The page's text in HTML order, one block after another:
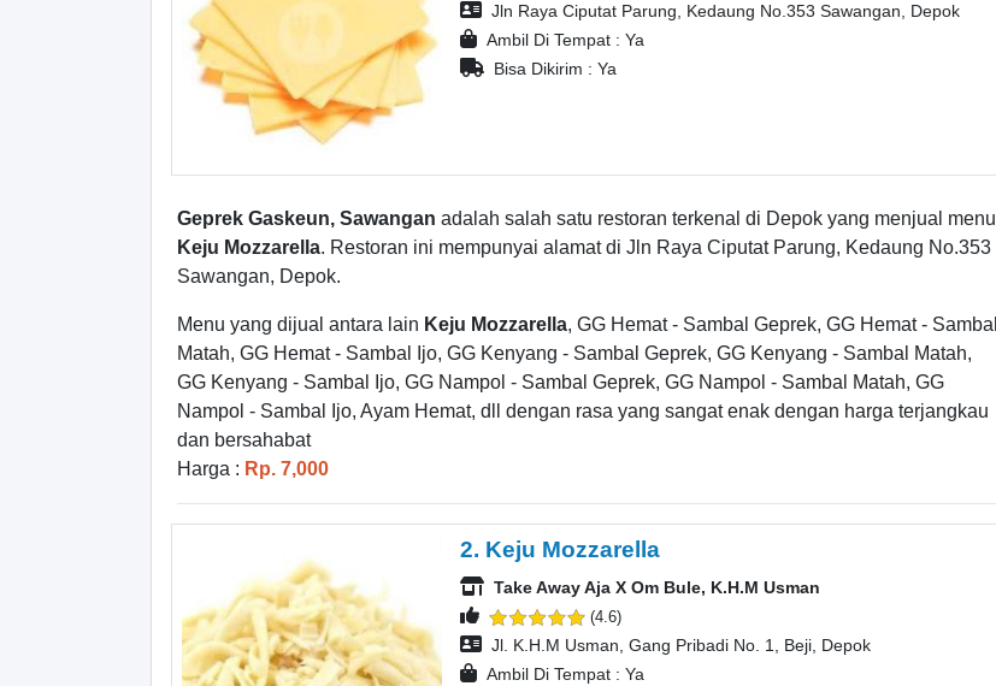
Jln Raya Ciputat Parung, Kedaung No.353 Sawangan, Depok
Ambil Di Tempat : Ya
Bisa Dikirim : Ya
Geprek Gaskeun, Sawangan adalah salah satu restoran terkenal di Depok yang menjual menu
Keju Mozzarella. Restoran ini mempunyai alamat di Jln Raya Ciputat Parung, Kedaung No.353
Sawangan, Depok.
Menu yang dijual antara lain Keju Mozzarella, GG Hemat - Sambal Geprek, GG Hemat - Sambal
Matah, GG Hemat - Sambal Ijo, GG Kenyang - Sambal Geprek, GG Kenyang - Sambal Matah,
GG Kenyang - Sambal Ijo, GG Nampol - Sambal Geprek, GG Nampol - Sambal Matah, GG
Nampol - Sambal Ijo, Ayam Hemat, dll dengan rasa yang sangat enak dengan harga terjangkau
dan bersahabat
Harga : Rp. 7,000
2. Keju Mozzarella
Take Away Aja X Om Bule, K.H.M Usman
(4.6)
Jl. K.H.M Usman, Gang Pribadi No. 1, Beji, Depok
Ambil Di Tempat : Ya